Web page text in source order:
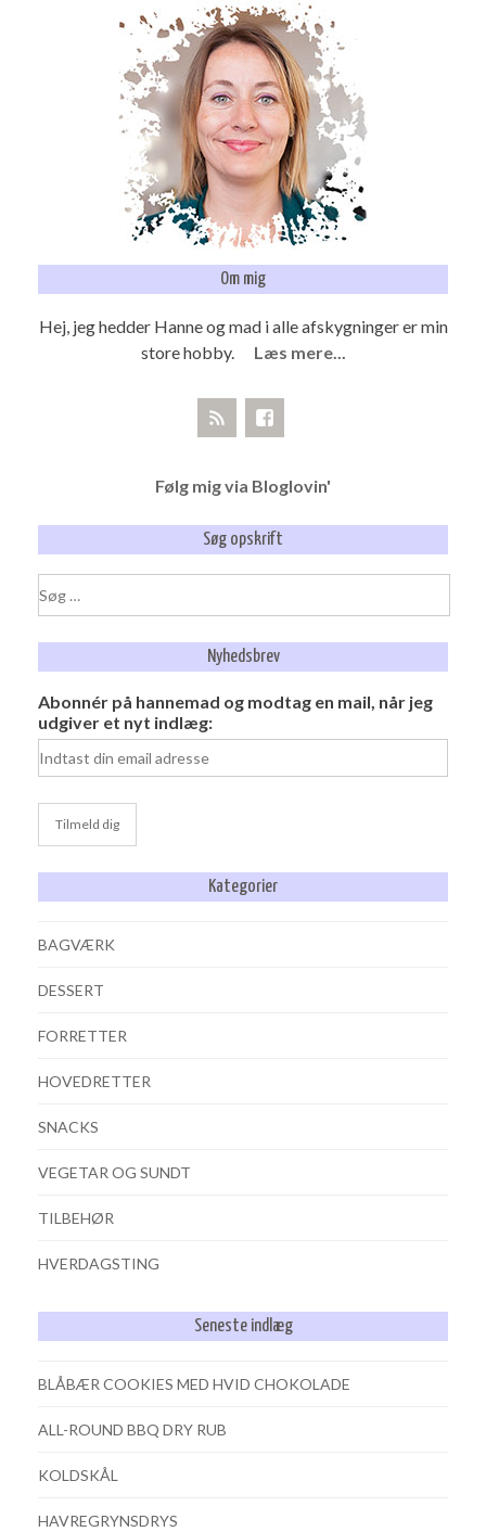
Om mig
Hej, jeg hedder Hanne og mad i alle afskygninger er min
store hobby. Læs mere...
Følg mig via Bloglovin'
Søg opskrift
efter:
Nyhedsbrev
Abonnér på hannemad og modtag en mail, når jeg
udgiver et nyt indlæg:
Kategorier
BAGVÆRK
DESSERT
FORRETTER
HOVEDRETTER
SNACKS
VEGETAR OG SUNDT
TILBEHØR
HVERDAGSTING
Seneste indlæg
BLÅBÆR COOKIES MED HVID CHOKOLADE
ALL-ROUND BBQ DRY RUB
KOLDSKÅL
HAVREGRYNSDRYS